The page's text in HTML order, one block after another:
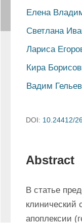
Елена
Светлана
Лариса
Кира
Вадим
DOI: 10.24412/
Abstract
В статье
клинический
апоплексии